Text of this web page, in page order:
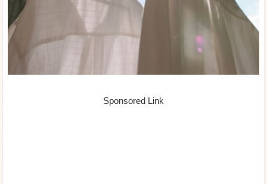
Sponsored Link